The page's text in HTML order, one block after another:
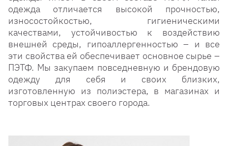
одежда отличается высокой прочностью,
износостойкостью, гигиеническими
качествами, устойчивостью к воздействию
внешней среды, гипоаллергенностью – и все
эти свойства ей обеспечивает основное сырье –
ПЭТФ. Мы закупаем повседневную и брендовую
одежду для себя и своих близких,
изготовленную из полиэстера, в магазинах и
торговых центрах своего города.